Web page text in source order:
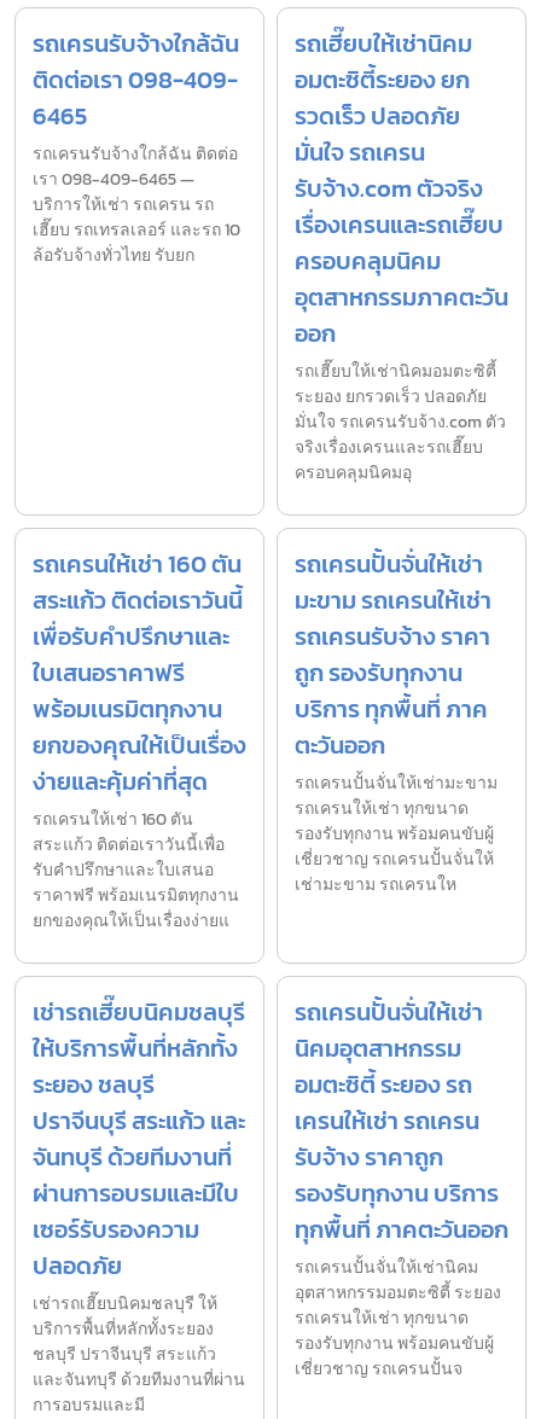
รถเครนรับจ้างใกล้ฉัน
ติดต่อเรา 098-409-
6465
รถเครนรับจ้างใกล้ฉัน ติดต่อ
เรา 098-409-6465 —
บริการให้เช่า รถเครน รถ
เฮี๊ยบ รถเทรลเลอร์ และรถ 10
ล้อรับจ้างทั่วไทย รับยก
รถเฮี๊ยบให้เช่านิคม
อมตะซิตี้ระยอง ยก
รวดเร็ว ปลอดภัย
มั่นใจ รถเครน
รับจ้าง.com ตัวจริง
เรื่องเครนและรถเฮี๊ยบ
ครอบคลุมนิคม
อุตสาหกรรมภาคตะวัน
ออก
รถเฮี๊ยบให้เช่านิคมอมตะซิตี้
ระยอง ยกรวดเร็ว ปลอดภัย
มั่นใจ รถเครนรับจ้าง.com ตัว
จริงเรื่องเครนและรถเฮี๊ยบ
ครอบคลุมนิคมอุ
รถเครนให้เช่า 160 ตัน
สระแก้ว ติดต่อเราวันนี้
เพื่อรับคำปรึกษาและ
ใบเสนอราคาฟรี
พร้อมเนรมิตทุกงาน
ยกของคุณให้เป็นเรื่อง
ง่ายและคุ้มค่าที่สุด
รถเครนให้เช่า 160 ตัน
สระแก้ว ติดต่อเราวันนี้เพื่อ
รับคำปรึกษาและใบเสนอ
ราคาฟรี พร้อมเนรมิตทุกงาน
ยกของคุณให้เป็นเรื่องง่ายแ
รถเครนปั้นจั่นให้เช่า
มะขาม รถเครนให้เช่า
รถเครนรับจ้าง ราคา
ถูก รองรับทุกงาน
บริการ ทุกพื้นที่ ภาค
ตะวันออก
รถเครนปั้นจั่นให้เช่ามะขาม
รถเครนให้เช่า ทุกขนาด
รองรับทุกงาน พร้อมคนขับผู้
เชี่ยวชาญ รถเครนปั้นจั่นให้
เช่ามะขาม รถเครนให
เช่ารถเฮี๊ยบนิคมชลบุรี
ให้บริการพื้นที่หลักทั้ง
ระยอง ชลบุรี
ปราจีนบุรี สระแก้ว และ
จันทบุรี ด้วยทีมงานที่
ผ่านการอบรมและมีใบ
เซอร์รับรองความ
ปลอดภัย
เช่ารถเฮี๊ยบนิคมชลบุรี ให้
บริการพื้นที่หลักทั้งระยอง
ชลบุรี ปราจีนบุรี สระแก้ว
และจันทบุรี ด้วยทีมงานที่ผ่าน
การอบรมและมี
รถเครนปั้นจั่นให้เช่า
นิคมอุตสาหกรรม
อมตะซิตี้ ระยอง รถ
เครนให้เช่า รถเครน
รับจ้าง ราคาถูก
รองรับทุกงาน บริการ
ทุกพื้นที่ ภาคตะวันออก
รถเครนปั้นจั่นให้เช่านิคม
อุตสาหกรรมอมตะซิตี้ ระยอง
รถเครนให้เช่า ทุกขนาด
รองรับทุกงาน พร้อมคนขับผู้
เชี่ยวชาญ รถเครนปั้นจ